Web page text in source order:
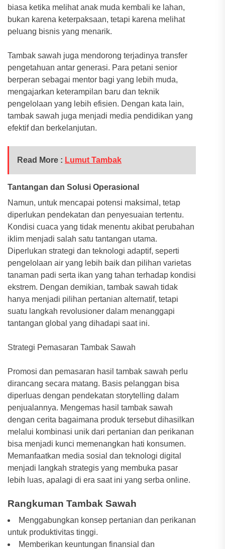
biasa ketika melihat anak muda kembali ke lahan,
bukan karena keterpaksaan, tetapi karena melihat
peluang bisnis yang menarik.
Tambak sawah juga mendorong terjadinya transfer
pengetahuan antar generasi. Para petani senior
berperan sebagai mentor bagi yang lebih muda,
mengajarkan keterampilan baru dan teknik
pengelolaan yang lebih efisien. Dengan kata lain,
tambak sawah juga menjadi media pendidikan yang
efektif dan berkelanjutan.
Read More : Lumut Tambak
Tantangan dan Solusi Operasional
Namun, untuk mencapai potensi maksimal, tetap
diperlukan pendekatan dan penyesuaian tertentu.
Kondisi cuaca yang tidak menentu akibat perubahan
iklim menjadi salah satu tantangan utama.
Diperlukan strategi dan teknologi adaptif, seperti
pengelolaan air yang lebih baik dan pilihan varietas
tanaman padi serta ikan yang tahan terhadap kondisi
ekstrem. Dengan demikian, tambak sawah tidak
hanya menjadi pilihan pertanian alternatif, tetapi
suatu langkah revolusioner dalam menanggapi
tantangan global yang dihadapi saat ini.
Strategi Pemasaran Tambak Sawah
Promosi dan pemasaran hasil tambak sawah perlu
dirancang secara matang. Basis pelanggan bisa
diperluas dengan pendekatan storytelling dalam
penjualannya. Mengemas hasil tambak sawah
dengan cerita bagaimana produk tersebut dihasilkan
melalui kombinasi unik dari pertanian dan perikanan
bisa menjadi kunci memenangkan hati konsumen.
Memanfaatkan media sosial dan teknologi digital
menjadi langkah strategis yang membuka pasar
lebih luas, apalagi di era saat ini yang serba online.
Rangkuman Tambak Sawah
Menggabungkan konsep pertanian dan perikanan
untuk produktivitas tinggi.
Memberikan keuntungan finansial dan